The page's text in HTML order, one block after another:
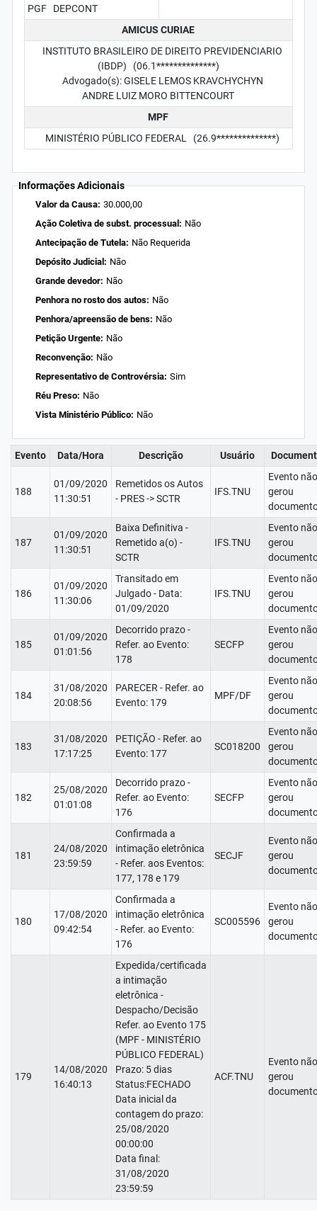
PGF DEPCONT
AMICUS CURIAE
INSTITUTO BRASILEIRO DE DIREITO PREVIDENCIARIO
(IBDP) (06.1**************)
Advogado(s): GISELE LEMOS KRAVCHYCHYN
ANDRE LUIZ MORO BITTENCOURT
MPF
MINISTÉRIO PÚBLICO FEDERAL (26.9**************)
Informações Adicionais
Valor da Causa: 30.000,00
Ação Coletiva de subst. processual: Não
Antecipação de Tutela: Não Requerida
Depósito Judicial: Não
Grande devedor: Não
Penhora no rosto dos autos: Não
Penhora/apreensão de bens: Não
Petição Urgente: Não
Reconvenção: Não
Representativo de Controvérsia: Sim
Réu Preso: Não
Vista Ministério Público: Não
Evento Data/Hora Descrição Usuário
188
01/09/2020
11:30:51
Remetidos os Autos
- PRES -> SCTR
IFS.TNU
Evento não
gerou
187
01/09/2020
11:30:51
Baixa Definitiva -
Remetido a(o) -
SCTR
IFS.TNU
Evento não
gerou
186
01/09/2020
11:30:06
Transitado em
Julgado - Data:
01/09/2020
IFS.TNU
Evento não
gerou
185
01/09/2020
01:01:56
Decorrido prazo -
Refer. ao Evento:
178
SECFP
Evento não
gerou
184
31/08/2020
20:08:56
PARECER - Refer. ao
Evento: 179
MPF/DF
Evento não
gerou
183
31/08/2020
17:17:25
PETIÇÃO - Refer. ao
Evento: 177
SC018200
Evento não
gerou
182
25/08/2020
01:01:08
Decorrido prazo -
Refer. ao Evento:
176
SECFP
Evento não
gerou
181
24/08/2020
23:59:59
Confirmada a
intimação eletrônica
- Refer. aos Eventos:
177, 178 e 179
SECJF
Evento não
gerou
180
17/08/2020
09:42:54
Confirmada a
intimação eletrônica
- Refer. ao Evento:
176
SC005596
Evento não
gerou
179
14/08/2020
16:40:13
Expedida/certificada
a intimação
eletrônica -
Despacho/Decisão
Refer. ao Evento 175
(MPF - MINISTÉRIO
PÚBLICO FEDERAL)
Prazo: 5 dias
Status:FECHADO
Data inicial da
contagem do prazo:
25/08/2020
00:00:00
Data final:
31/08/2020
23:59:59
ACF.TNU
Evento não
gerou